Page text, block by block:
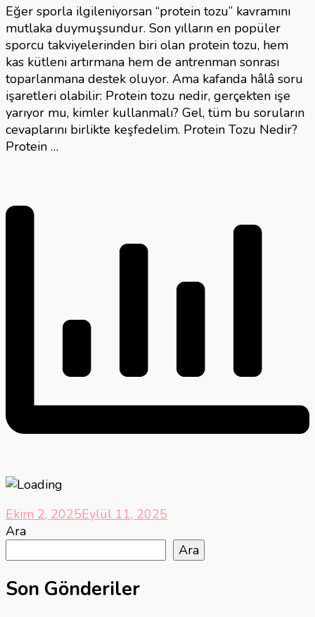
Eğer sporla ilgileniyorsan “protein tozu” kavramını
mutlaka duymuşsundur. Son yılların en popüler
sporcu takviyelerinden biri olan protein tozu, hem
kas kütleni artırmana hem de antrenman sonrası
toparlanmana destek oluyor. Ama kafanda hâlâ soru
işaretleri olabilir: Protein tozu nedir, gerçekten işe
yarıyor mu, kimler kullanmalı? Gel, tüm bu soruların
cevaplarını birlikte keşfedelim. Protein Tozu Nedir?
Protein …
Ekim 2, 2025Eylül 11, 2025
Ara
Ara
Son Gönderiler